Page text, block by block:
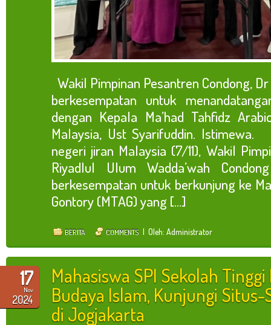
Wakil Pimpinan Pesantren Condong,
berkesempatan untuk
dengan Kepala Ma’had Tahfidz
Malaysia, Ust Syarifuddin.
negeri jiran Malaysia (7/11), Wakil
Riyadlul Ulum Wadda’wah
berkesempatan untuk berkunjung ke
Gontory (MTAG) yang [...]
BERITA COMMENTS | Oleh: Administrator
17
Nov
2024
Mahasiswa SPI Sekolah
Budaya Islam, Kunjungi
di Jogjakarta